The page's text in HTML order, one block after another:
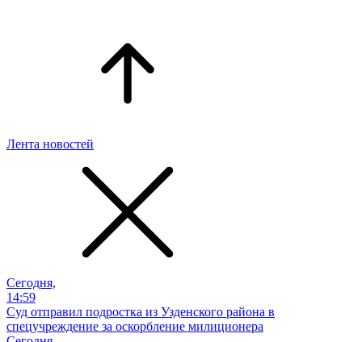
Лента новостей
Сегодня,
14:59
Суд отправил подростка из Узденского района в
спецучреждение за оскорбление милиционера